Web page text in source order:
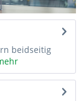
beidseitig